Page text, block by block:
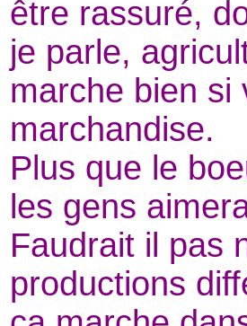
être rassuré,
je parle,
marche bien si
marchandise.
Plus que le
les gens
Faudrait il pas
productions